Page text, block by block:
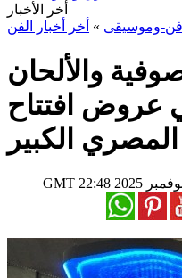
أخر الأخبار
فن-وموسيقى » أخر أخبار الفن
والألحان
عروض افتتاح
الكبير
GMT